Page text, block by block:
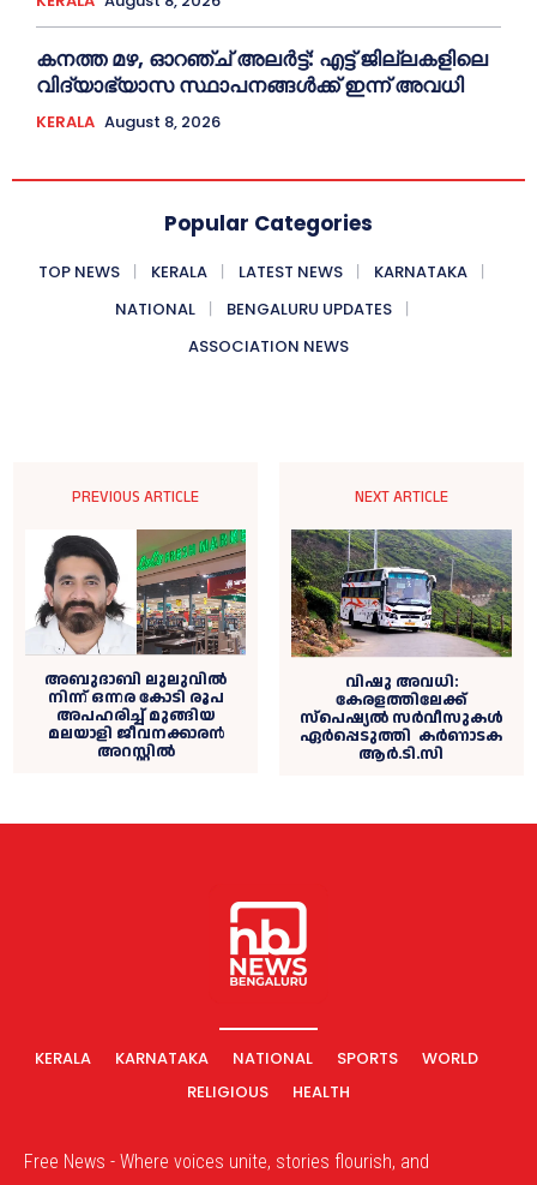
ക​ന​ത്ത മ​ഴ, ഓറഞ്ച് അലർട്ട്: എ​ട്ട് ജി​ല്ല​ക​ളി​ലെ
വി​ദ്യാ​ഭ്യാ​സ സ്ഥാ​പ​ന​ങ്ങ​ൾ​ക്ക് ഇ​ന്ന് അ​വ​ധി
KERALA August 8, 2026
Popular Categories
TOP NEWS KERALA LATEST NEWS
KARNATAKA
NATIONAL
BENGALURU UPDATES
ASSOCIATION NEWS
PREVIOUS ARTICLE
അബുദാബി ലുലുവിൽ
നിന്ന് ഒന്നര കോടി രൂപ
അപഹരിച്ച് മുങ്ങിയ
മലയാളി ജീവനക്കാരന്‍
അറസ്റ്റില്‍
NEXT ARTICLE
വിഷു അവധി:
കേരളത്തിലേക്ക്
സ്പെഷ്യല്‍ സര്‍വീസുകള്‍
ഏര്‍പ്പെടുത്തി കർണാടക
ആർ.ടി.സി
KERALA KARNATAKA NATIONAL SPORTS
WORLD
RELIGIOUS
HEALTH
Free News - Where voices unite, stories flourish, and